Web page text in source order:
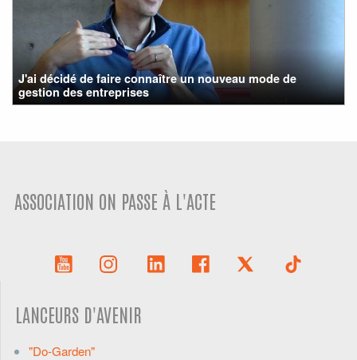
J'ai décidé de faire connaître un nouveau mode de
gestion des entreprises
ASSOCIATION ON PASSE À L'ACTE
LANCEURS D'AVENIR
"Do-Garden"